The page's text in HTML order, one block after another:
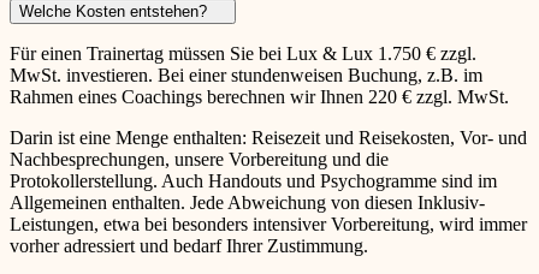
Welche Kosten entstehen?
Für einen Trainertag müssen Sie bei Lux & Lux 1.750 € zzgl.
MwSt. investieren. Bei einer stundenweisen Buchung, z.B. im
Rahmen eines Coachings berechnen wir Ihnen 220 € zzgl. MwSt.
Darin ist eine Menge enthalten: Reisezeit und Reisekosten, Vor- und
Nachbesprechungen, unsere Vorbereitung und die
Protokollerstellung. Auch Handouts und Psychogramme sind im
Allgemeinen enthalten. Jede Abweichung von diesen Inklusiv-
Leistungen, etwa bei besonders intensiver Vorbereitung, wird immer
vorher adressiert und bedarf Ihrer Zustimmung.